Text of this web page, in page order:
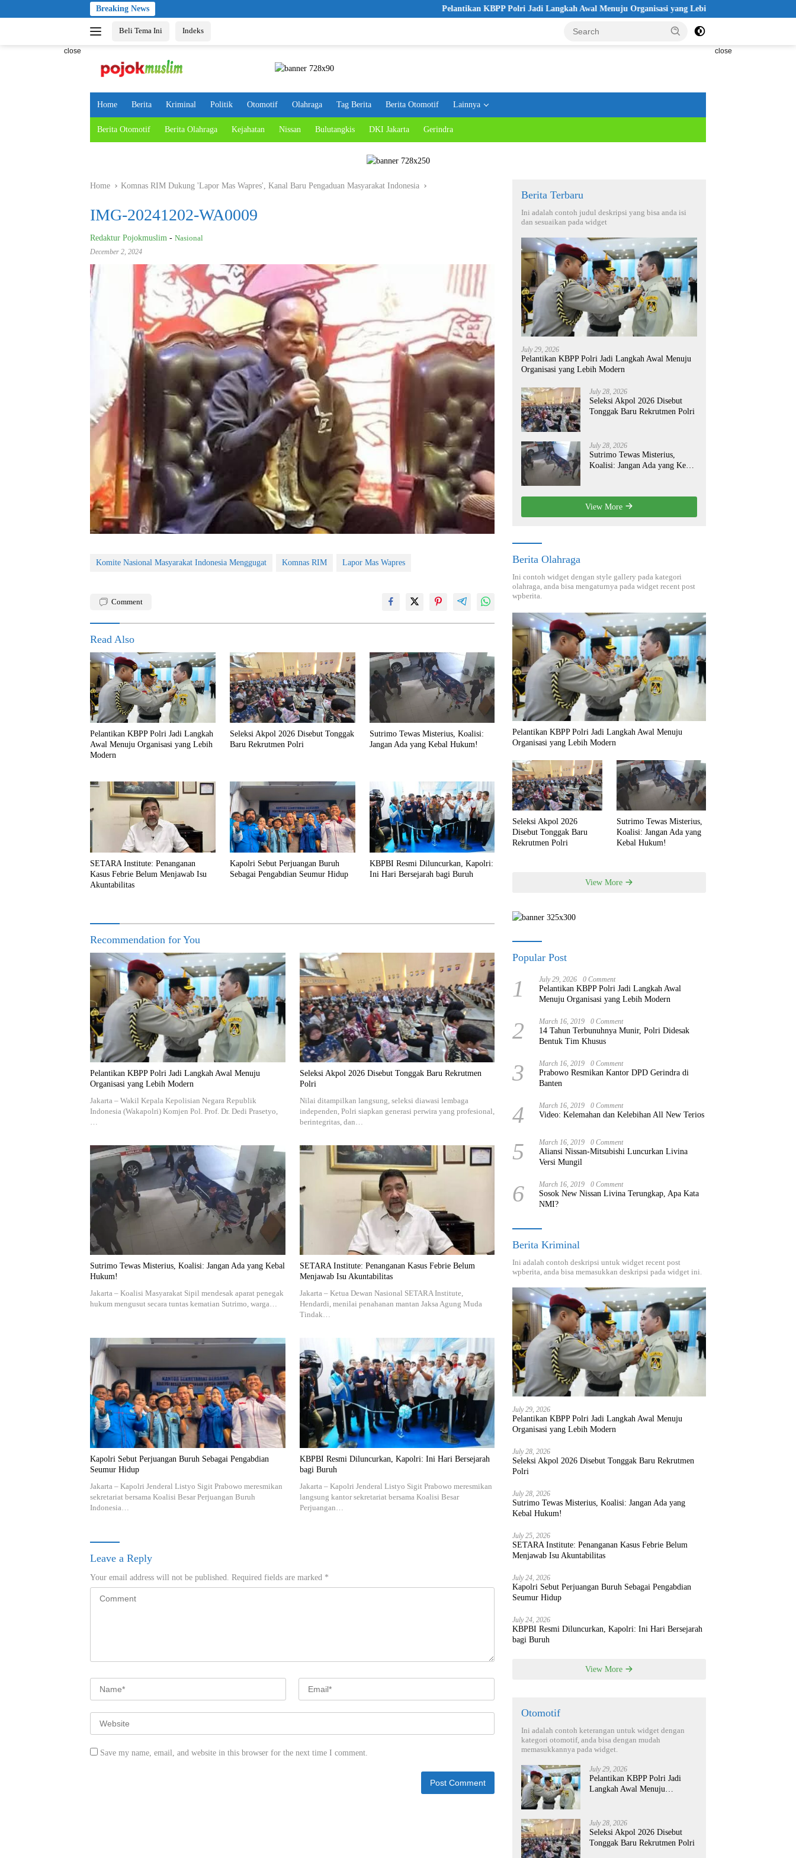
to
Breaking News Pelantikan KBPP Polri Jadi Langkah Awal Menuju Organisasi yang Lebih Modern
Beli Tema Ini Indeks
close close
Home Berita Kriminal Politik Otomotif Olahraga Tag Berita Berita Otomotif Lainnya
Berita Otomotif Berita Olahraga Kejahatan Nissan Bulutangkis DKI Jakarta Gerindra
Home Komnas RIM Dukung 'Lapor Mas Wapres', Kanal Baru Pengaduan Masyarakat Indonesia
IMG-20241202-WA0009
Redaktur Pojokmuslim - Nasional
December 2, 2024
Komite Nasional Masyarakat Indonesia Menggugat Komnas RIM Lapor Mas Wapres
Comment
Read Also
Pelantikan KBPP Polri Jadi Langkah
Awal Menuju Organisasi yang Lebih
Modern
Seleksi Akpol 2026 Disebut Tonggak
Baru Rekrutmen Polri
Sutrimo Tewas Misterius, Koalisi:
Jangan Ada yang Kebal Hukum!
SETARA Institute: Penanganan
Kasus Febrie Belum Menjawab Isu
Akuntabilitas
Kapolri Sebut Perjuangan Buruh
Sebagai Pengabdian Seumur Hidup
KBPBI Resmi Diluncurkan, Kapolri:
Ini Hari Bersejarah bagi Buruh
Recommendation for You
Pelantikan KBPP Polri Jadi Langkah Awal Menuju
Organisasi yang Lebih Modern
Jakarta – Wakil Kepala Kepolisian Negara Republik
Indonesia (Wakapolri) Komjen Pol. Prof. Dr. Dedi Prasetyo,
Seleksi Akpol 2026 Disebut Tonggak Baru Rekrutmen
Polri
Nilai ditampilkan langsung, seleksi diawasi lembaga
independen, Polri siapkan generasi perwira yang profesional,
berintegritas, dan…
Sutrimo Tewas Misterius, Koalisi: Jangan Ada yang Kebal
Hukum!
Jakarta – Koalisi Masyarakat Sipil mendesak aparat penegak
hukum mengusut secara tuntas kematian Sutrimo, warga…
SETARA Institute: Penanganan Kasus Febrie Belum
Menjawab Isu Akuntabilitas
Jakarta – Ketua Dewan Nasional SETARA Institute,
Hendardi, menilai penahanan mantan Jaksa Agung Muda
Tindak…
Kapolri Sebut Perjuangan Buruh Sebagai Pengabdian
Seumur Hidup
Jakarta – Kapolri Jenderal Listyo Sigit Prabowo meresmikan
sekretariat bersama Koalisi Besar Perjuangan Buruh
Indonesia…
KBPBI Resmi Diluncurkan, Kapolri: Ini Hari Bersejarah
bagi Buruh
Jakarta – Kapolri Jenderal Listyo Sigit Prabowo meresmikan
langsung kantor sekretariat bersama Koalisi Besar
Perjuangan…
Leave a Reply
Your email address will not be published. Required fields are marked *
Save my name, email, and website in this browser for the next time I comment.
Berita Terbaru
Ini adalah contoh judul deskripsi yang bisa anda isi
dan sesuaikan pada widget
July 29, 2026
Pelantikan KBPP Polri Jadi Langkah Awal Menuju
Organisasi yang Lebih Modern
July 28, 2026
Seleksi Akpol 2026 Disebut
Tonggak Baru Rekrutmen Polri
July 28, 2026
Sutrimo Tewas Misterius,
Koalisi: Jangan Ada yang Kebal
View More
Berita Olahraga
Ini contoh widget dengan style gallery pada kategori
olahraga, anda bisa mengaturnya pada widget recent post
wpberita.
Pelantikan KBPP Polri Jadi Langkah Awal Menuju
Organisasi yang Lebih Modern
Seleksi Akpol 2026
Disebut Tonggak Baru
Rekrutmen Polri
Sutrimo Tewas Misterius,
Koalisi: Jangan Ada yang
Kebal Hukum!
View More
Popular Post
1 July 29, 2026 0 Comment
Pelantikan KBPP Polri Jadi Langkah Awal
Menuju Organisasi yang Lebih Modern
2 March 16, 2019 0 Comment
14 Tahun Terbunuhnya Munir, Polri Didesak
Bentuk Tim Khusus
3 March 16, 2019 0 Comment
Prabowo Resmikan Kantor DPD Gerindra di
Banten
4 March 16, 2019 0 Comment
Video: Kelemahan dan Kelebihan All New Terios
5 March 16, 2019 0 Comment
Aliansi Nissan-Mitsubishi Luncurkan Livina
Versi Mungil
6 March 16, 2019 0 Comment
Sosok New Nissan Livina Terungkap, Apa Kata
NMI?
Berita Kriminal
Ini adalah contoh deskripsi untuk widget recent post
wpberita, anda bisa memasukkan deskripsi pada widget ini.
July 29, 2026
Pelantikan KBPP Polri Jadi Langkah Awal Menuju
Organisasi yang Lebih Modern
July 28, 2026
Seleksi Akpol 2026 Disebut Tonggak Baru Rekrutmen
Polri
July 28, 2026
Sutrimo Tewas Misterius, Koalisi: Jangan Ada yang
Kebal Hukum!
July 25, 2026
SETARA Institute: Penanganan Kasus Febrie Belum
Menjawab Isu Akuntabilitas
July 24, 2026
Kapolri Sebut Perjuangan Buruh Sebagai Pengabdian
Seumur Hidup
July 24, 2026
KBPBI Resmi Diluncurkan, Kapolri: Ini Hari Bersejarah
bagi Buruh
View More
Otomotif
Ini adalah contoh keterangan untuk widget dengan
kategori otomotif, anda bisa dengan mudah
memasukkannya pada widget.
July 29, 2026
Pelantikan KBPP Polri Jadi
Langkah Awal Menuju
July 28, 2026
Seleksi Akpol 2026 Disebut
Tonggak Baru Rekrutmen Polri